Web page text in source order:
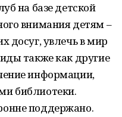
на базе детской
внимания детям –
досуг, увлечь в мир
также как другие
информации,
библиотеки.
поддержано.